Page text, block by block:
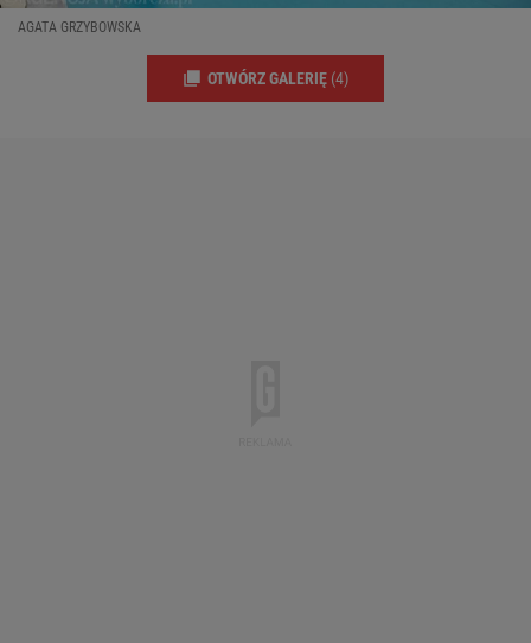
AGATA GRZYBOWSKA
OTWÓRZ GALERIĘ (4)